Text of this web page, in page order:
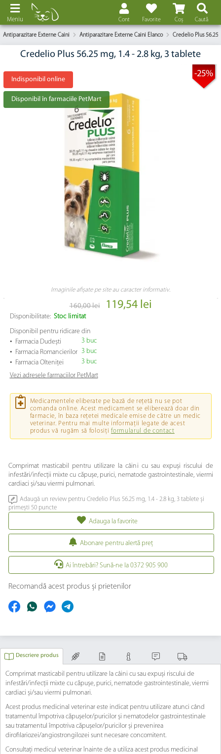
Coș
Favorite
Cont Caută
Meniu
Antiparazitare Externe Caini Antiparazitare Externe Caini Elanco Credelio Plus 56.25
Credelio Plus 56.25 mg, 1.4 - 2.8 kg, 3 tablete
-25%
Indisponibil online
Disponibil în farmaciile PetMart
Imaginile afișate pe site au caracter informativ.
160,00 lei 119,54 lei
Disponibilitate: Stoc limitat
Disponibil pentru ridicare din
• Farmacia Dudești 3 buc
• Farmacia Romancierilor 3 buc
• Farmacia Olteniței
3 buc
Vezi adresele farmaciilor PetMart
Medicamentele eliberate pe bază de rețetă nu se pot
comanda online. Acest medicament se eliberează doar din
farmacie, în baza rețetei medicale emise de către un medic
veterinar. Pentru mai multe informații legate de acest
produs vă rugăm să folosițiformularul de contact
Comprimat masticabil pentru utilizare la câini cu sau expuși riscului de
infestări/infecții mixte cu căpușe, purici, nematode gastrointestinale, viermi
cardiaci și/sau viermi pulmonari.
Adaugă un review pentru Credelio Plus 56.25 mg, 1.4 - 2.8 kg, 3 tablete și
primești 50 puncte
Adauga la favorite
Abonare pentru alertă preţ
Ai întrebări? Sună-ne la 0372 905 900
Recomandă acest produs și prietenilor
Descriere produs
Comprimat masticabil pentru utilizare la câini cu sau expuși riscului de
infestări/infecții mixte cu căpușe, purici, nematode gastrointestinale, viermi
cardiaci și/sau viermi pulmonari.
Acest produs medicinal veterinar este indicat pentru utilizare atunci când
tratamentul împotriva căpușelor/puricilor și nematodelor gastrointestinale
sau tratamentul împotriva căpușelor/puricilor și prevenirea
dirofilariozei/angiostrongilozei sunt necesare concomitent.
Consultaţi medicul veterinar înainte de a utiliza acest produs medicinal